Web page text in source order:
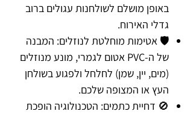
באופן מושלם לשולחנות עגולים ברוב
גדלי האירוח.
🛡️ אטימות מוחלטת לנוזלים: המבנה
של ה-PVC אטום לגמרי, מונע מנוזלים
(מים, יין, שמן) לחלחל ולפגוע בשולחן
העץ או המצופה שלכם.
🚫 דחיית כתמים: הטכנולוגיה הופכת